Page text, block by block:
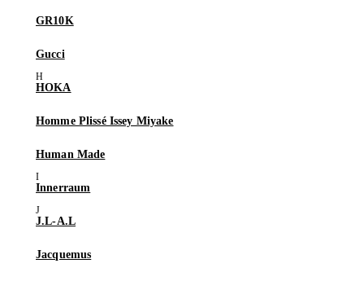
GR10K
Gucci
HOKA
Homme Plissé Issey Miyake
Human Made
Innerraum
J.L-A.L
Jacquemus